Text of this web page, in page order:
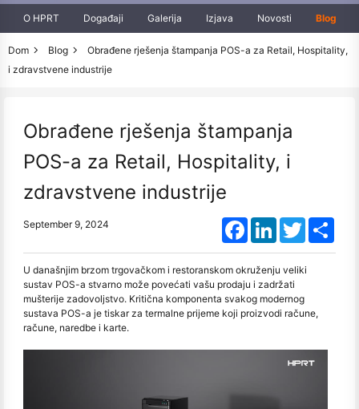
O HPRT Događaji Galerija Izjava Novosti Blog
Dom Blog
Obrađene rješenja štampanja POS-a za Retail, Hospitality,
i zdravstvene industrije
Obrađene rješenja štampanja
POS-a za Retail, Hospitality, i
zdravstvene industrije
September 9, 2024 FacebookLinkedInTwitter
U današnjim brzom trgovačkom i restoranskom okruženju veliki
sustav POS-a stvarno može povećati vašu prodaju i zadržati
mušterije zadovoljstvo. Kritična komponenta svakog modernog
sustava POS-a je tiskar za termalne prijeme koji proizvodi račune,
račune, naredbe i karte.